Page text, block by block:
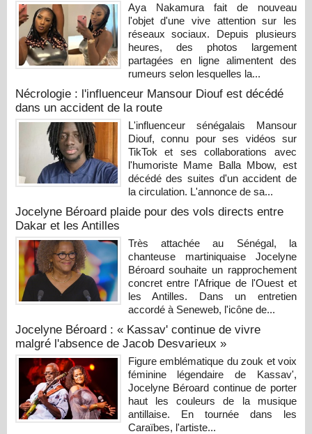
Aya Nakamura fait de nouveau
l'objet d'une vive attention sur les
réseaux sociaux. Depuis plusieurs
heures, des photos largement
partagées en ligne alimentent des
rumeurs selon lesquelles la...
Nécrologie : l'influenceur Mansour Diouf est décédé
dans un accident de la route
L'influenceur sénégalais Mansour
Diouf, connu pour ses vidéos sur
TikTok et ses collaborations avec
l'humoriste Mame Balla Mbow, est
décédé des suites d'un accident de
la circulation. L'annonce de sa...
Jocelyne Béroard plaide pour des vols directs entre
Dakar et les Antilles
Très attachée au Sénégal, la
chanteuse martiniquaise Jocelyne
Béroard souhaite un rapprochement
concret entre l'Afrique de l'Ouest et
les Antilles. Dans un entretien
accordé à Seneweb, l'icône de...
Jocelyne Béroard : « Kassav' continue de vivre
malgré l'absence de Jacob Desvarieux »
Figure emblématique du zouk et voix
féminine légendaire de Kassav',
Jocelyne Béroard continue de porter
haut les couleurs de la musique
antillaise. En tournée dans les
Caraïbes, l'artiste...